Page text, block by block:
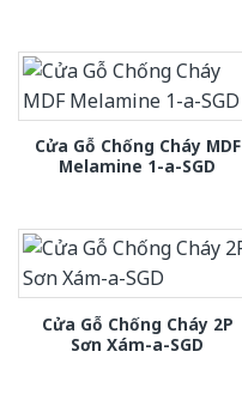
Cửa Gỗ Chống Cháy MDF
Melamine 1-a-SGD
Cửa Gỗ Chống Cháy 2P
Sơn Xám-a-SGD